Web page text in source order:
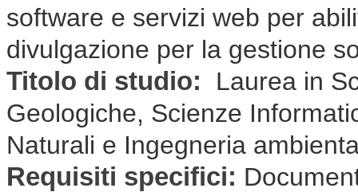
software e servizi web per
divulgazione per la gestione
Titolo di studio:
Laurea in
Geologiche, Scienze
Naturali e Ingegneria
Requisiti specifici: